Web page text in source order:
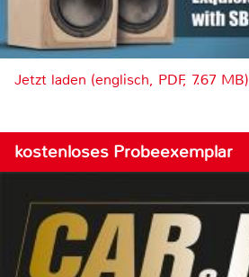
Jetzt laden (englisch, PDF, 7.67 MB)
kostenloses Probeexemplar